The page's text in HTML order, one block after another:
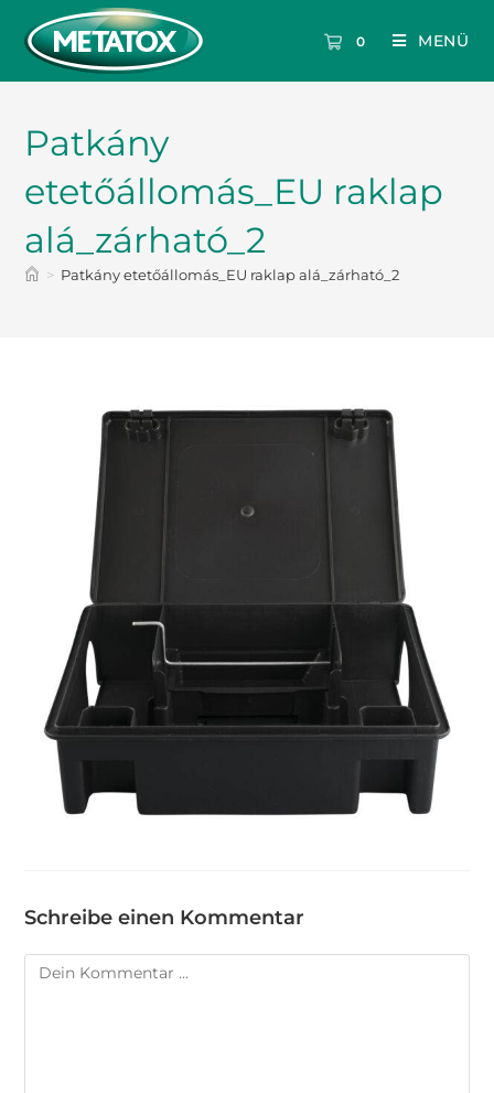
0 MENÜ
Patkány
etetőállomás_EU raklap
alá_zárható_2
> Patkány etetőállomás_EU raklap alá_zárható_2
Schreibe einen Kommentar